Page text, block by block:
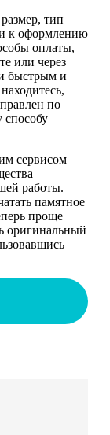
тип
к оформлению
оплаты,
или через
быстрым и
по
способу
сервисом
работы.
памятное
проще
оригинальный